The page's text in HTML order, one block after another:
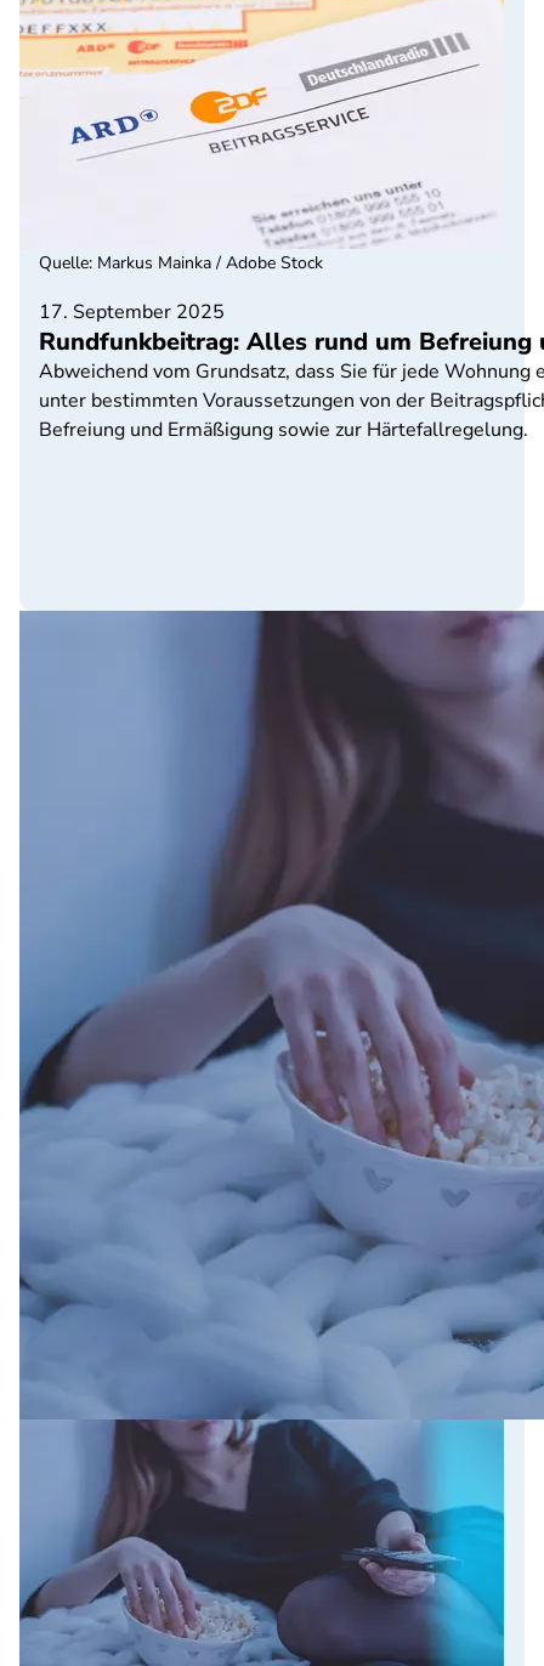
17. September 2025
Rundfunkbeitrag: Alles rund um Befreiung
Abweichend vom Grundsatz, dass Sie für jede
unter bestimmten Voraussetzungen von der
Befreiung und Ermäßigung sowie zur Härtefallregelung.
Quelle: Markus Mainka / Adobe Stock